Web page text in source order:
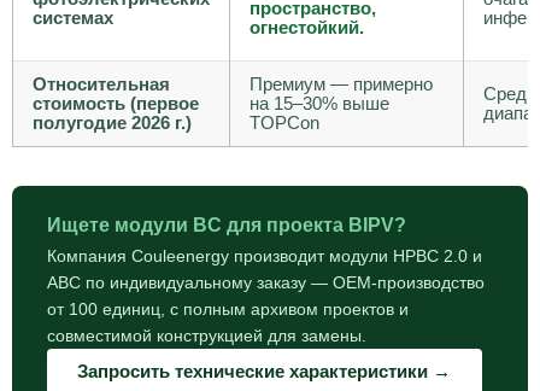
системах
пространство,
огнестойкий.
Относительная
стоимость (первое
полугодие 2026 г.)
Премиум — примерно
на 15–30% выше
TOPCon
Ищете модули BC для проекта BIPV?
Компания Couleenergy производит модули HPBC 2.0 и
ABC по индивидуальному заказу — OEM-производство
от 100 единиц, с полным архивом проектов и
совместимой конструкцией для замены.
Запросить технические характеристики →